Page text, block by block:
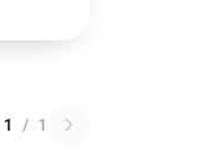
1 / 1